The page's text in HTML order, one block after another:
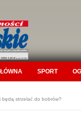
SPORT
będą strzelać do bobrów?